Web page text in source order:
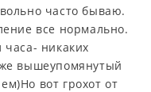
часто бываю.
все нормально.
часа- никаких
вышеупомянутый
вот грохот от